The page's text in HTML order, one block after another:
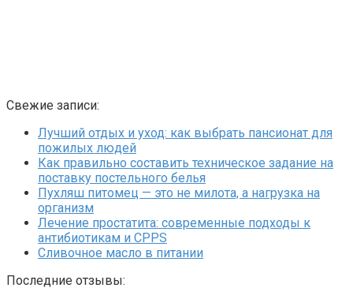
Свежие записи:
Лучший отдых и уход: как выбрать пансионат для
пожилых людей
Как правильно составить техническое задание на
поставку постельного белья
Пухляш питомец — это не милота, а нагрузка на
организм
Лечение простатита: современные подходы к
антибиотикам и CPPS
Сливочное масло в питании
Последние отзывы: